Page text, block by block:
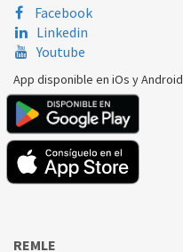
Facebook
Linkedin
Youtube
App disponible en iOs y Android
REMLE